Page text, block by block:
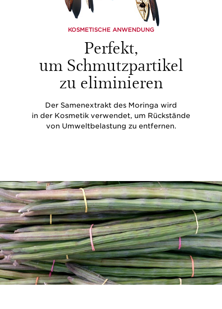
KOSMETISCHE ANWENDUNG
Perfekt,
um Schmutzpartikel
zu eliminieren
Der Samenextrakt des Moringa wird
in der Kosmetik verwendet, um Rückstände
von Umweltbelastung zu entfernen.